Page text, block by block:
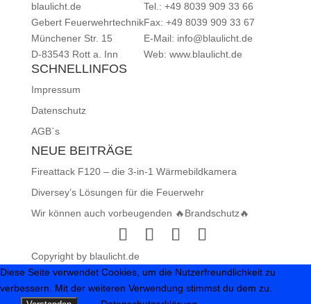
blaulicht.de
Gebert Feuerwehrtechnik
Münchener Str. 15
D-83543 Rott a. Inn
Tel.: +49 8039 909 33 66
Fax: +49 8039 909 33 67
E-Mail: info@blaulicht.de
Web: www.blaulicht.de
SCHNELLINFOS
Impressum
Datenschutz
AGB`s
NEUE BEITRÄGE
Fireattack F120 – die 3-in-1 Wärmebildkamera
Diversey’s Lösungen für die Feuerwehr
Wir können auch vorbeugenden 🔥Brandschutz🔥
Copyright by blaulicht.de
Diese Seite verwendet Cookies, um die Nutzerfreundlichkeit zu
verbessern. Mit der weiteren Verwendung stimmst du dem zu.